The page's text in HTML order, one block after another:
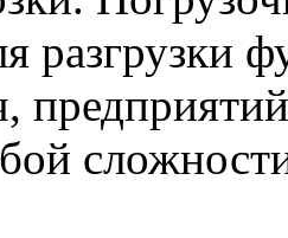
разгрузки